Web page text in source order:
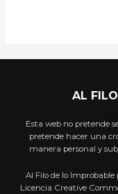
AL
Esta web no pretende
pretende hacer una
manera personal y
Al Filo de lo
Licencia Creative